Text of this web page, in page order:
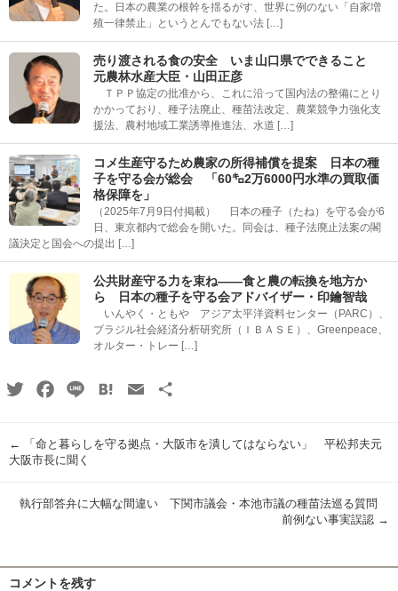
た。日本の農業の根幹を揺るがす、世界に例のない「自家増
殖一律禁止」というとんでもない法 […]
売り渡される食の安全 いま山口県でできること
元農林水産大臣・山田正彦
ＴＰＰ協定の批准から、これに沿って国内法の整備にとり
かかっており、種子法廃止、種苗法改定、農業競争力強化支
援法、農村地域工業誘導推進法、水道 […]
コメ生産守るため農家の所得補償を提案 日本の種
子を守る会が総会 「60㌔2万6000円水準の買取価
格保障を」
（2025年7月9日付掲載） 日本の種子（たね）を守る会が6
日、東京都内で総会を開いた。同会は、種子法廃止法案の閣
議決定と国会への提出 […]
公共財産守る力を束ね――食と農の転換を地方か
ら 日本の種子を守る会アドバイザー・印鑰智哉
いんやく・ともや アジア太平洋資料センター（PARC）、
ブラジル社会経済分析研究所（ＩＢＡＳＥ）、Greenpeace、
オルター・トレー […]
TwitterFacebook
Line HatenaEmail
←
「命と暮らしを守る拠点・大阪市を潰してはならない」 平松邦夫元
大阪市長に聞く
執行部答弁に大幅な間違い 下関市議会・本池市議の種苗法巡る質問
前例ない事実誤認 →
コメントを残す